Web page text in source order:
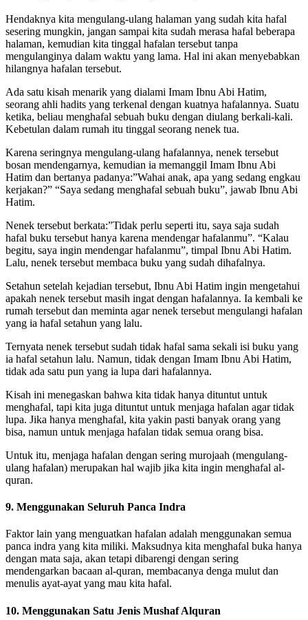
Hendaknya kita mengulang-ulang halaman yang sudah kita hafal
sesering mungkin, jangan sampai kita sudah merasa hafal beberapa
halaman, kemudian kita tinggal hafalan tersebut tanpa
mengulanginya dalam waktu yang lama. Hal ini akan menyebabkan
hilangnya hafalan tersebut.
Ada satu kisah menarik yang dialami Imam Ibnu Abi Hatim,
seorang ahli hadits yang terkenal dengan kuatnya hafalannya. Suatu
ketika, beliau menghafal sebuah buku dengan diulang berkali-kali.
Kebetulan dalam rumah itu tinggal seorang nenek tua.
Karena seringnya mengulang-ulang hafalannya, nenek tersebut
bosan mendengarnya, kemudian ia memanggil Imam Ibnu Abi
Hatim dan bertanya padanya:”Wahai anak, apa yang sedang engkau
kerjakan?” “Saya sedang menghafal sebuah buku”, jawab Ibnu Abi
Hatim.
Nenek tersebut berkata:”Tidak perlu seperti itu, saya saja sudah
hafal buku tersebut hanya karena mendengar hafalanmu”. “Kalau
begitu, saya ingin mendengar hafalanmu”, timpal Ibnu Abi Hatim.
Lalu, nenek tersebut membaca buku yang sudah dihafalnya.
Setahun setelah kejadian tersebut, Ibnu Abi Hatim ingin mengetahui
apakah nenek tersebut masih ingat dengan hafalannya. Ia kembali ke
rumah tersebut dan meminta agar nenek tersebut mengulangi hafalan
yang ia hafal setahun yang lalu.
Ternyata nenek tersebut sudah tidak hafal sama sekali isi buku yang
ia hafal setahun lalu. Namun, tidak dengan Imam Ibnu Abi Hatim,
tidak ada satu pun yang ia lupa dari hafalannya.
Kisah ini menegaskan bahwa kita tidak hanya dituntut untuk
menghafal, tapi kita juga dituntut untuk menjaga hafalan agar tidak
lupa. Jika hanya menghafal, kita yakin pasti banyak orang yang
bisa, namun untuk menjaga hafalan tidak semua orang bisa.
Untuk itu, menjaga hafalan dengan sering murojaah (mengulang-
ulang hafalan) merupakan hal wajib jika kita ingin menghafal al-
quran.
9. Menggunakan Seluruh Panca Indra
Faktor lain yang menguatkan hafalan adalah menggunakan semua
panca indra yang kita miliki. Maksudnya kita menghafal buka hanya
dengan mata saja, akan tetapi dibarengi dengan sering
mendengarkan bacaan al-quran, membacanya denga mulut dan
menulis ayat-ayat yang mau kita hafal.
10. Menggunakan Satu Jenis Mushaf Alquran